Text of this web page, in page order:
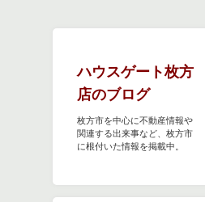
ハウスゲート枚方
店のブログ
枚方市を中心に不動産情報や
関連する出来事など、枚方市
に根付いた情報を掲載中。